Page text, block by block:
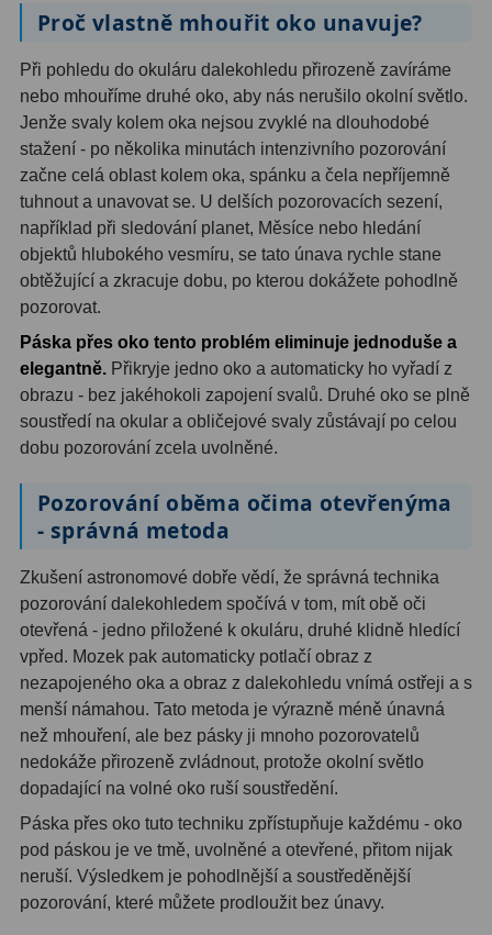
Hβ6
SII2
Planetární
Barevné66
Barlow čočky65
Barlow 2x38
Barlow 3x
Barlow 4x3
Barlow 5x8
Převracecí4
Hledáčky
Optické hledáčky15
Red Dot hledáčky6
Sluneční hledáčky3
Úchyty a držáky hledáčků4
Příslušenství54
Redukce 1,25" a 2" 17
Svítilny5
Čištění28
Proč vlastně mhouřit oko unavuje?
Při pohledu do okuláru dalekohledu přirozeně zavíráme
nebo mhouříme druhé oko, aby nás nerušilo okolní světlo.
Jenže svaly kolem oka nejsou zvyklé na dlouhodobé
stažení - po několika minutách intenzivního pozorování
začne celá oblast kolem oka, spánku a čela nepříjemně
tuhnout a unavovat se. U delších pozorovacích sezení,
například při sledování planet, Měsíce nebo hledání
objektů hlubokého vesmíru, se tato únava rychle stane
obtěžující a zkracuje dobu, po kterou dokážete pohodlně
pozorovat.
Páska přes oko tento problém eliminuje jednoduše a
elegantně. Přikryje jedno oko a automaticky ho vyřadí z
obrazu - bez jakéhokoli zapojení svalů. Druhé oko se plně
soustředí na okular a obličejové svaly zůstávají po celou
dobu pozorování zcela uvolněné.
Pozorování oběma očima otevřenýma
- správná metoda
Zkušení astronomové dobře vědí, že správná technika
pozorování dalekohledem spočívá v tom, mít obě oči
otevřená - jedno přiložené k okuláru, druhé klidně hledící
vpřed. Mozek pak automaticky potlačí obraz z
nezapojeného oka a obraz z dalekohledu vnímá ostřeji a s
menší námahou. Tato metoda je výrazně méně únavná
než mhouření, ale bez pásky ji mnoho pozorovatelů
nedokáže přirozeně zvládnout, protože okolní světlo
dopadající na volné oko ruší soustředění.
Páska přes oko tuto techniku zpřístupňuje každému - oko
pod páskou je ve tmě, uvolněné a otevřené, přitom nijak
neruší. Výsledkem je pohodlnější a soustředěnější
pozorování, které můžete prodloužit bez únavy.